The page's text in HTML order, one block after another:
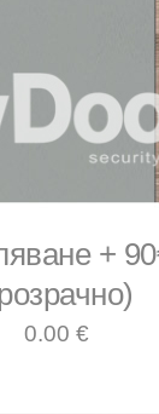
+
0.00 €